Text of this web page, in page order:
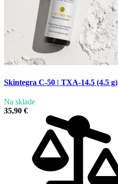
Skintegra C-50 | TXA-14.5 (4.5 g)
Na sklade
35,90 €